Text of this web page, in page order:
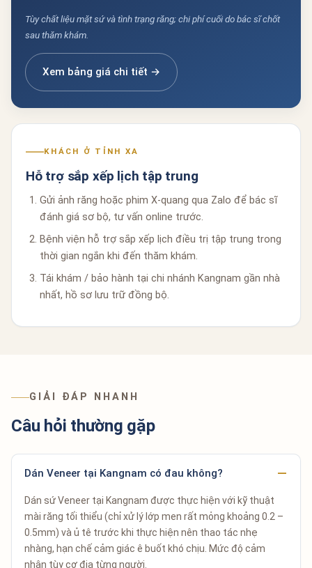
Tùy chất liệu mặt sứ và tình trạng răng; chi phí cuối do bác sĩ chốt
sau thăm khám.
Xem bảng giá chi tiết →
KHÁCH Ở TỈNH XA
Hỗ trợ sắp xếp lịch tập trung
Gửi ảnh răng hoặc phim X-quang qua Zalo để bác sĩ
đánh giá sơ bộ, tư vấn online trước.
Bệnh viện hỗ trợ sắp xếp lịch điều trị tập trung trong
thời gian ngắn khi đến thăm khám.
Tái khám / bảo hành tại chi nhánh Kangnam gần nhà
nhất, hồ sơ lưu trữ đồng bộ.
GIẢI ĐÁP NHANH
Câu hỏi thường gặp
Dán Veneer tại Kangnam có đau không?
Dán sứ Veneer tại Kangnam được thực hiện với kỹ thuật
mài răng tối thiểu (chỉ xử lý lớp men rất mỏng khoảng 0.2 –
0.5mm) và ủ tê trước khi thực hiện nên thao tác nhẹ
nhàng, hạn chế cảm giác ê buốt khó chịu. Mức độ cảm
nhận tùy cơ địa từng người.